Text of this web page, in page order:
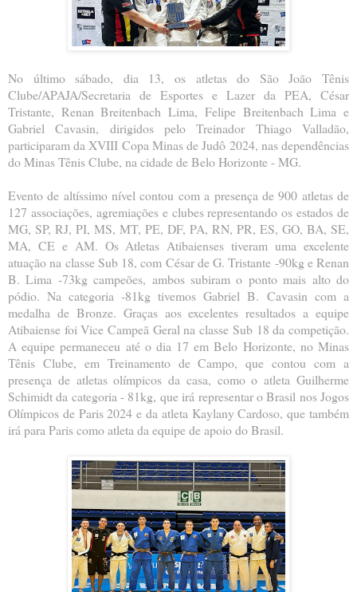
No último sábado, dia 13, os atletas do São João Tênis
Clube/APAJA/Secretaria de Esportes e Lazer da PEA, César
Tristante, Renan Breitenbach Lima, Felipe Breitenbach Lima e
Gabriel Cavasin, dirigidos pelo Treinador Thiago Valladão,
participaram da XVIII Copa Minas de Judô 2024, nas dependências
do Minas Tênis Clube, na cidade de Belo Horizonte - MG.
Evento de altíssimo nível contou com a presença de 900 atletas de
127 associações, agremiações e clubes representando os estados de
MG, SP, RJ, PI, MS, MT, PE, DF, PA, RN, PR, ES, GO, BA, SE,
MA, CE e AM. Os Atletas Atibaienses tiveram uma excelente
atuação na classe Sub 18, com César de G. Tristante -90kg e Renan
B. Lima -73kg campeões, ambos subiram o ponto mais alto do
pódio. Na categoria -81kg tivemos Gabriel B. Cavasin com a
medalha de Bronze. Graças aos excelentes resultados a equipe
Atibaiense foi Vice Campeã Geral na classe Sub 18 da competição.
A equipe permaneceu até o dia 17 em Belo Horizonte, no Minas
Tênis Clube, em Treinamento de Campo, que contou com a
presença de atletas olímpicos da casa, como o atleta Guilherme
Schimidt da categoria - 81kg, que irá representar o Brasil nos Jogos
Olímpicos de Paris 2024 e da atleta Kaylany Cardoso, que também
irá para Paris como atleta da equipe de apoio do Brasil.